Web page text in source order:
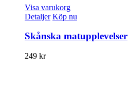
Visa varukorg
Detaljer Köp nu
Skånska matupplevelser
249 kr